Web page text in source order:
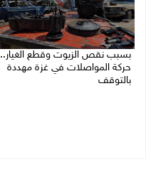
بسبب نقص الزيوت وقطع الغيار..
حركة المواصلات في غزة مهددة
بالتوقف